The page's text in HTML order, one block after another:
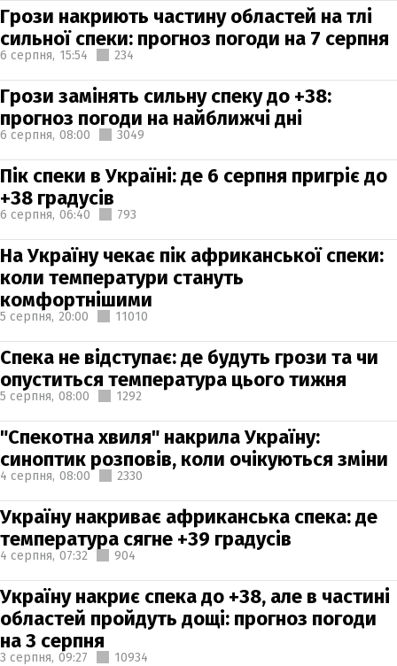
Грози накриють частину областей на тлі
сильної спеки: прогноз погоди на 7 серпня
6 серпня, 15:54 234
Грози замінять сильну спеку до +38:
прогноз погоди на найближчі дні
6 серпня, 08:00 3049
Пік спеки в Україні: де 6 серпня пригріє до
+38 градусів
6 серпня, 06:40 793
На Україну чекає пік африканської спеки:
коли температури стануть
комфортнішими
5 серпня, 20:00 11010
Спека не відступає: де будуть грози та чи
опуститься температура цього тижня
5 серпня, 08:00 1292
"Спекотна хвиля" накрила Україну:
синоптик розповів, коли очікуються зміни
4 серпня, 08:00 2330
Україну накриває африканська спека: де
температура сягне +39 градусів
4 серпня, 07:32 904
Україну накриє спека до +38, але в частині
областей пройдуть дощі: прогноз погоди
на 3 серпня
3 серпня, 09:27 10934